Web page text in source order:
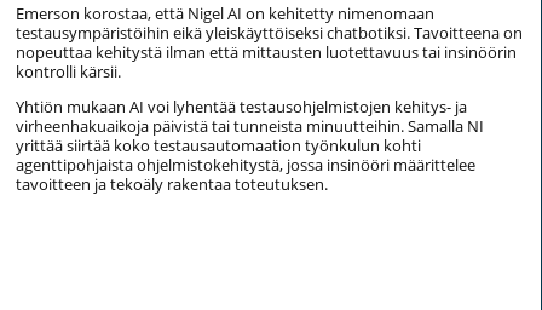
Emerson korostaa, että Nigel AI on kehitetty nimenomaan
testausympäristöihin eikä yleiskäyttöiseksi chatbotiksi. Tavoitteena on
nopeuttaa kehitystä ilman että mittausten luotettavuus tai insinöörin
kontrolli kärsii.
Yhtiön mukaan AI voi lyhentää testausohjelmistojen kehitys- ja
virheenhakuaikoja päivistä tai tunneista minuutteihin. Samalla NI
yrittää siirtää koko testausautomaation työnkulun kohti
agenttipohjaista ohjelmistokehitystä, jossa insinööri määrittelee
tavoitteen ja tekoäly rakentaa toteutuksen.